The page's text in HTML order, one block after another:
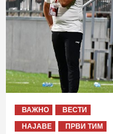
ВАЖНО
ВЕСТИ
НАЈАВЕ
ПРВИ ТИМ